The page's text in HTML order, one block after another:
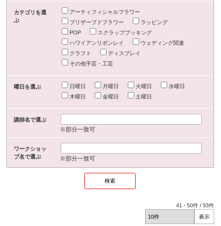
カテゴリを選
ぶ
アーティフィシャルフラワー
プリザーブドフラワー
ラッピング
POP
スクラップブッキング
ハワイアンリボンレイ
ウェディング関連
クラフト
ディスプレイ
その他手芸・工芸
曜日を選ぶ 日曜日 月曜日 火曜日
水曜日
木曜日
金曜日 土曜日
講師名で選ぶ
※部分一致可
ワークショッ
プ名で選ぶ
※部分一致可
41 -50件 /93件